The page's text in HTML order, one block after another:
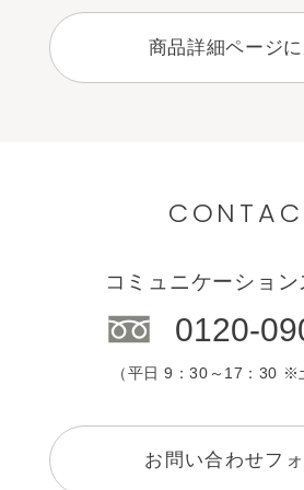
商品詳細ページ
コミュニケーション
0120-
（平日 9：30～17：30 ※
お問い合わせフ